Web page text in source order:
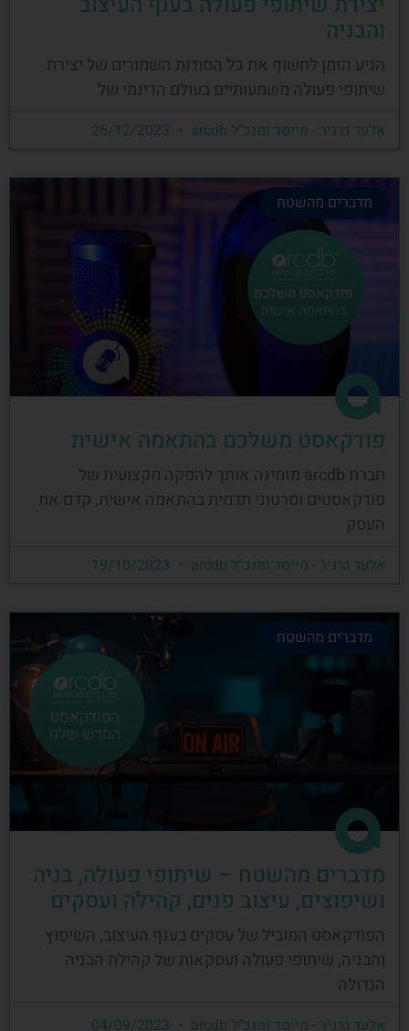
והבניה
הגיע הזמן לחשוף את כל הסודות השמורים של יצירת
שיתופי פעולה משמעותיים בעולם הדינמי של
אלעד גרגיר - מייסד ומנכ"ל arcdb
מדברים מהשטח
פודקאסט משלכם בהתאמה אישית
חברת arcdb מזמינה אותך להפקה מקצועית של
פודקאסטים וסרטוני תדמית בהתאמה אישית, קדם את
העסק
אלעד גרגיר - מייסד ומנכ"ל arcdb
מדברים מהשטח
מדברים מהשטח – שיתופי פעולה, בניה
ושיפוצים, עיצוב פנים, קהילה ועסקים
הפודקאסט המוביל של עסקים בענף העיצוב, השיפוץ
והבניה, שיתופי פעולה ועסקאות של קהילת הבניה
הגדולה
אלעד גרגיר - מייסד ומנכ"ל arcdb